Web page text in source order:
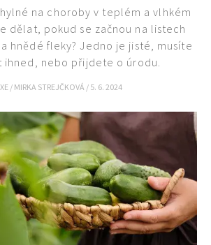
na choroby v teplém a vlhkém
dělat, pokud se začnou na listech
hnědé fleky? Jedno je jisté, musíte
ihned, nebo přijdete o úrodu.
/ MIRKA STREJČKOVÁ / 5. 6. 2024